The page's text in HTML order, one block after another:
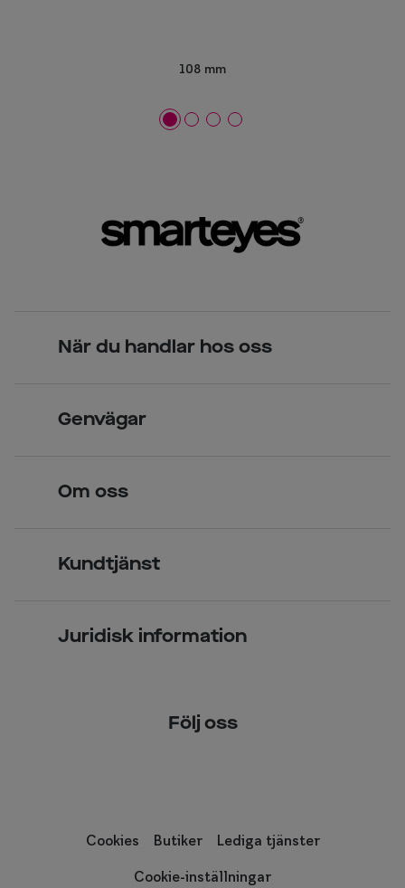
108 mm
När du handlar hos oss
Över 70 butiker
Genvägar
Kontaktlinser
Om oss
Kundtjänst
Juridisk information
Följ oss
Cookies Butiker Lediga tjänster
Cookie-inställningar